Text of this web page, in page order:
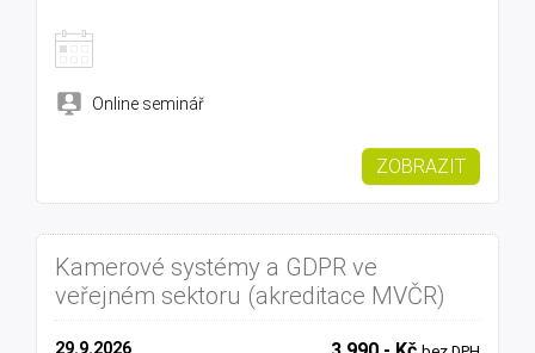
Online seminář
ZOBRAZIT
Kamerové systémy a GDPR ve
veřejném sektoru (akreditace MVČR)
29.9.2026